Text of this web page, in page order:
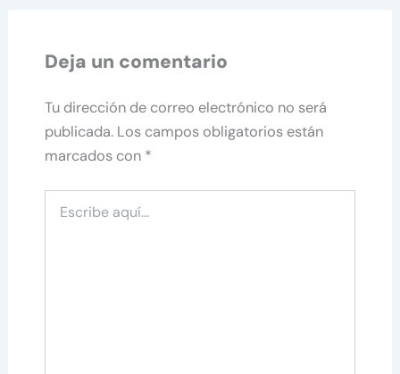
Deja un comentario
Tu dirección de correo electrónico no será
publicada. Los campos obligatorios están
marcados con *
aquí...